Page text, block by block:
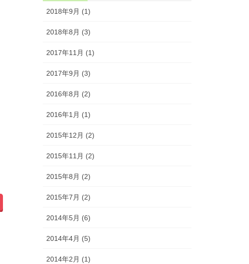
2018年9月 (1)
2018年8月 (3)
2017年11月 (1)
2017年9月 (3)
2016年8月 (2)
2016年1月 (1)
2015年12月 (2)
2015年11月 (2)
2015年8月 (2)
2015年7月 (2)
2014年5月 (6)
2014年4月 (5)
2014年2月 (1)